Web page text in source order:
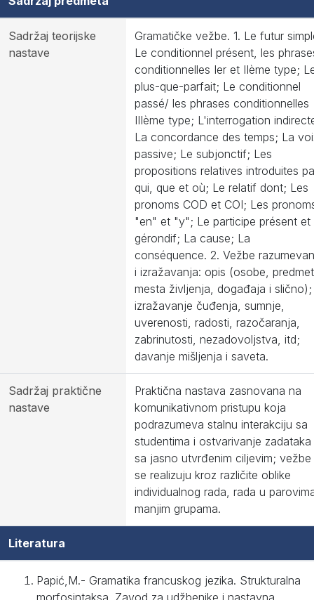
Sadržaj teorijske
nastave
Gramatičke vežbe. 1. Le futur
Le conditionnel présent, les
conditionnelles Ier et IIème type;
plus-que-parfait; Le conditionnel
passé/ les phrases conditionnelles
IIIème type; L'interrogation
La concordance des temps; La
passive; Le subjonctif; Les
propositions relatives introduites
qui, que et où; Le relatif dont; Les
pronoms COD et COI; Les
"en" et "y"; Le participe présent et
gérondif; La cause; La
conséquence. 2. Vežbe
i izražavanja: opis (osobe,
mesta življenja, događaja i slično);
izražavanje čuđenja, sumnje,
uverenosti, radosti, razočaranja,
zabrinutosti, nezadovoljstva, itd;
davanje mišljenja i saveta.
Sadržaj praktične
nastave
Praktična nastava zasnovana na
komunikativnom pristupu koja
podrazumeva stalnu interakciju sa
studentima i ostvarivanje zadataka
sa jasno utvrđenim ciljevim; vežbe
se realizuju kroz različite oblike
individualnog rada, rada u
manjim grupama.
Literatura
Papić,M.- Gramatika francuskog jezika. Strukturalna
morfosintaksa. Zavod za udžbenike i nastavna